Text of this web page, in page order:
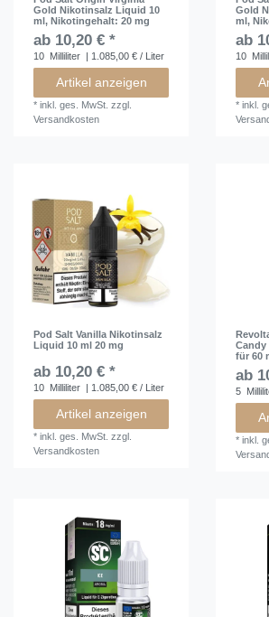
Gold Nikotinsalz Liquid 10
ml, Nikotingehalt: 20 mg
ab 10,20 € *
10 Milliliter | 1.085,00 € / Liter
Artikel anzeigen
*inkl. ges. MwSt. zzgl.
Versandkosten
Gold
ml,
ab
10
*inkl.
Pod Salt Vanilla Nikotinsalz
Liquid 10 ml 20 mg
ab 10,20 € *
10 Milliliter | 1.085,00 € / Liter
Artikel anzeigen
*inkl. ges. MwSt. zzgl.
Versandkosten
für 60
ab
5
*inkl.